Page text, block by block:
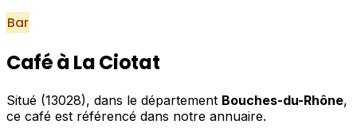
Bar
Café à La Ciotat
Situé (13028), dans le département Bouches-du-Rhône,
ce café est référencé dans notre annuaire.